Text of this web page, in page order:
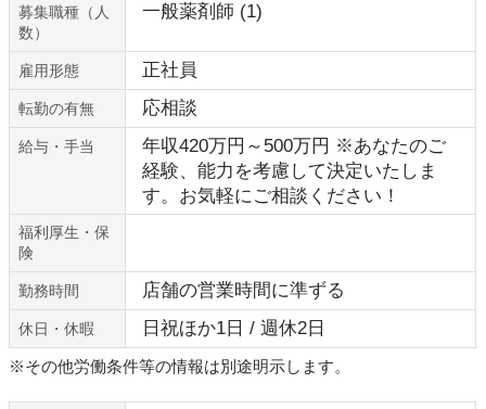
募集職種（人
数）
一般薬剤師 (1)
雇用形態 正社員
転勤の有無 応相談
給与・手当
年収420万円～500万円 ※あなたのご
経験、能力を考慮して決定いたしま
す。お気軽にご相談ください！
福利厚生・保
険
勤務時間 店舗の営業時間に準ずる
休日・休暇 日祝ほか1日 / 週休2日
※その他労働条件等の情報は別途明示します。